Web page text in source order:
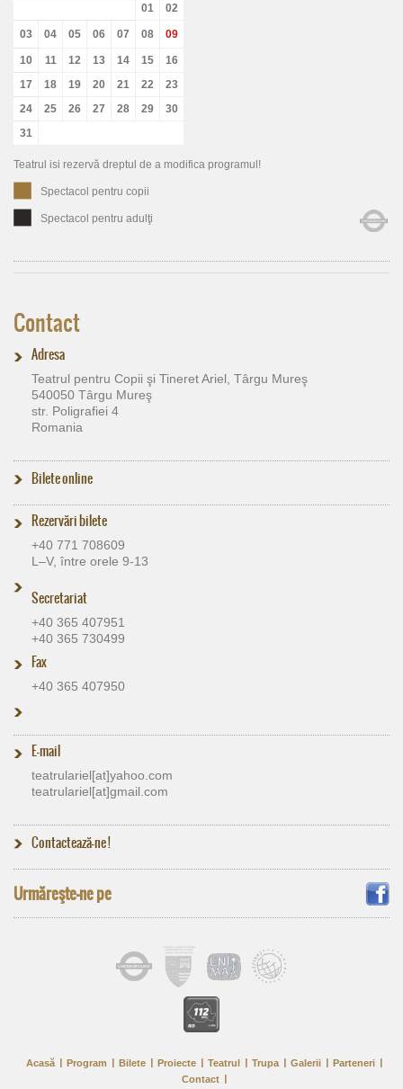
01
02
03 04 05 06 07 08 09
10 11 12 13 14 15
16
17
18 19 20 21 22
23
24
25 26 27 28 29
30
31
Teatrul isi rezervă dreptul de a modifica programul!
Spectacol pentru copii
Spectacol pentru adulţi
Contact
Adresa
Teatrul pentru Copii şi Tineret Ariel, Târgu Mureş
540050 Târgu Mureş
str. Poligrafiei 4
Romania
Bilete online
Rezervări bilete
+40 771 708609
L–V, între orele 9-13
Secretariat
+40 365 407951
+40 365 730499
Fax
+40 365 407950
E-mail
teatrulariel[at]​yahoo.com
teatrulariel[at]​gmail.com
Contactează-ne !
Urmăreşte-ne pe
Acasă Program Bilete Proiecte Teatrul Trupa Galerii
Parteneri
Contact